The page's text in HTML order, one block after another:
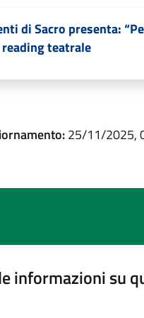
di Sacro presenta:
teatrale
25/11/2025,
informazioni su